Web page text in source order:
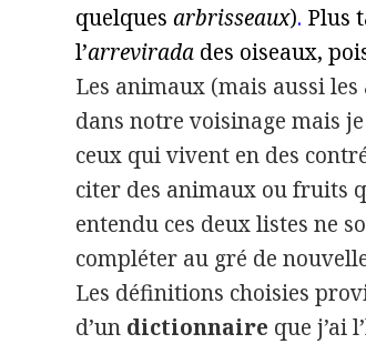
quelquesarbrisseaux). Plus
l’arrevirada des oiseaux,
Les animaux (mais aussi
dans notre voisinage mais
ceux qui vivent en des
citer des animaux ou fruits
entendu ces deux listes ne
compléter au gré de
Les définitions choisies
d’un dictionnaire que j’ai